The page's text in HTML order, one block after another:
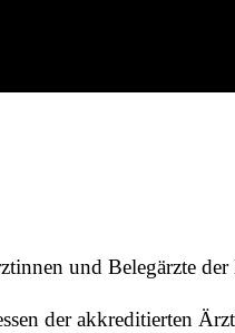
und Belegärzte
der akkreditierten